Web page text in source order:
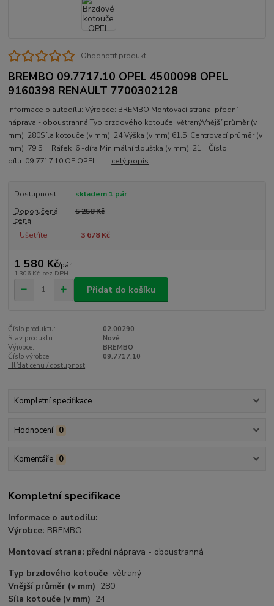
Ohodnotit produkt
BREMBO 09.7717.10 OPEL 4500098 OPEL
9160398 RENAULT 7700302128
Informace o autodílu: Výrobce: BREMBO Montovací strana: přední
náprava - oboustranná Typ brzdového kotouče větranýVnější průměr (v
mm) 280Síla kotouče (v mm) 24 Výška (v mm) 61.5 Centrovací průměr (v
mm) 79.5 Ráfek 6 -díra Minimální tlouštka (v mm) 21 Číslo
dílu: 09.7717.10 OE:OPEL ... celý popis
Dostupnost
skladem 1 pár
Doporučená
cena
5 258 Kč
Ušetříte 3 678 Kč
1 580 Kč/pár
1 306 Kč bez DPH
Přidat do košíku
Číslo produktu:
02.00290
Stav produktu:
Nové
Výrobce:
BREMBO
Číslo výrobce:
09.7717.10
Hlídat cenu / dostupnost
Kompletní specifikace
Hodnocení 0
Komentáře 0
Kompletní specifikace
Informace o autodílu:
Výrobce: BREMBO
Montovací strana: přední náprava - oboustranná
Typ brzdového kotouče větraný
Vnější průměr (v mm) 280
Síla kotouče (v mm) 24